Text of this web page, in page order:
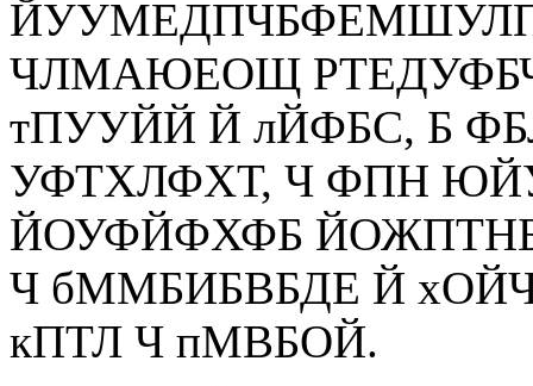
ЧЛМАЮЕОЩ
тПУУЙЙ Й лЙФБС, Б
УФТХЛФХТ, Ч ФПН
ЙОУФЙФХФБ
Ч бММБИБВБДЕ Й
кПТЛ Ч пМВБОЙ.